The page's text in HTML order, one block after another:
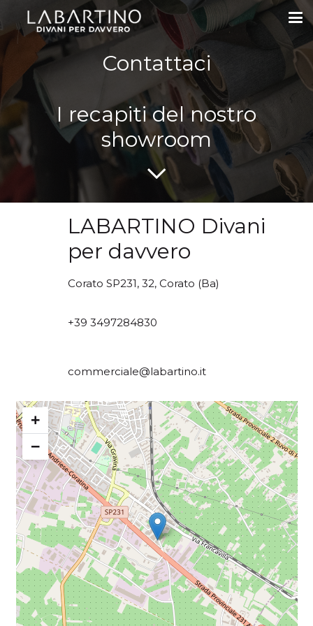
Contattaci
I recapiti del nostro
showroom
LABARTINO Divani
per davvero
Corato SP231, 32, Corato (Ba)
+39 3497284830
commerciale@labartino.it
+
−